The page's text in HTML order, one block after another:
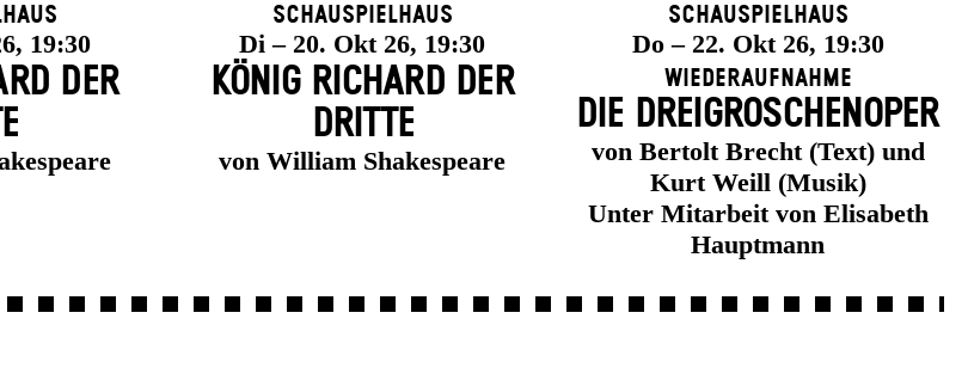
19:30
DER
Schauspielhaus
Di – 20. Okt 26, 19:30
KÖNIG RICHARD DER
DRITTE
von William Shakespeare
Schauspielhaus
Do – 22. Okt 26, 19:30
Wiederaufnahme
DIE DREI­GROSCHEN­OPER
von Bertolt Brecht (Text) und
Kurt Weill (Musik)
Unter Mitarbeit von Elisabeth
Hauptmann